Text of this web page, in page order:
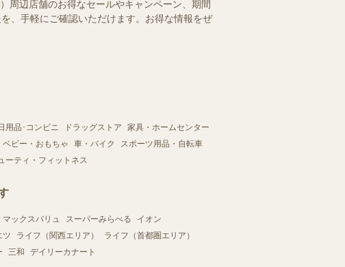
周辺店舗のお得なセールやキャンペーン、期間
、手軽にご確認いただけます。お得な情報をぜ
用品･コンビニ ドラッグストア
家具・ホームセンター
ベビー・おもちゃ 車・バイク
スポーツ用品・自転車
ーティ・フィットネス
マックスバリュ スーパーみらべる
イオン
ツ ライフ（関西エリア）
ライフ（首都圏エリア）
三和 デイリーカナート